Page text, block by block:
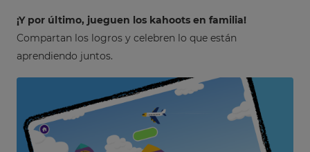
¡Y por último, jueguen los kahoots en familia!
Compartan los logros y celebren lo que están
aprendiendo juntos.